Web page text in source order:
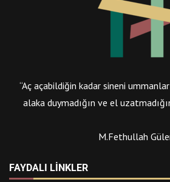
“Aç açabildiğin kadar sineni
alaka duymadığın ve el
M.Fethullah
FAYDALI LINKLER